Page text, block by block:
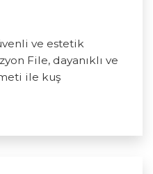
ve estetik
File, dayanıklı ve
ile kuş